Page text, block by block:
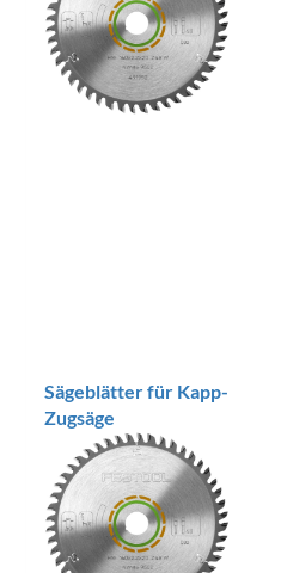
Sägeblätter für Kapp-
Zugsäge